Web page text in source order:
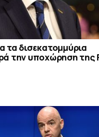
τα δισεκατομμύρια
την υποχώρηση της